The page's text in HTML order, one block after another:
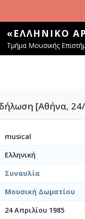
«ΕΛΛΗΝΙΚΌ
Τμήμα Μουσικής
[Αθήνα,
musical
Ελληνική
Συναυλία
Μουσική Δωματίου
24 Απριλίου 1985